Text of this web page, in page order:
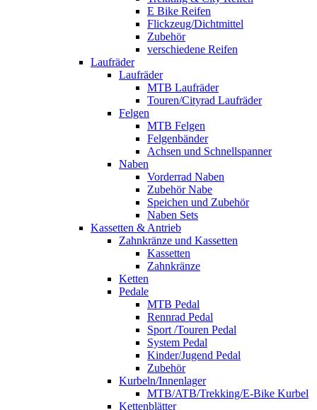
E Bike Reifen
Flickzeug/Dichtmittel
Zubehör
verschiedene Reifen
Laufräder
Laufräder
MTB Laufräder
Touren/Cityrad Laufräder
Felgen
MTB Felgen
Felgenbänder
Achsen und Schnellspanner
Naben
Vorderrad Naben
Zubehör Nabe
Speichen und Zubehör
Naben Sets
Kassetten & Antrieb
Zahnkränze und Kassetten
Kassetten
Zahnkränze
Ketten
Pedale
MTB Pedal
Rennrad Pedal
Sport /Touren Pedal
System Pedal
Kinder/Jugend Pedal
Zubehör
Kurbeln/Innenlager
MTB/ATB/Trekking/E-Bike Kurbel
Kettenblätter